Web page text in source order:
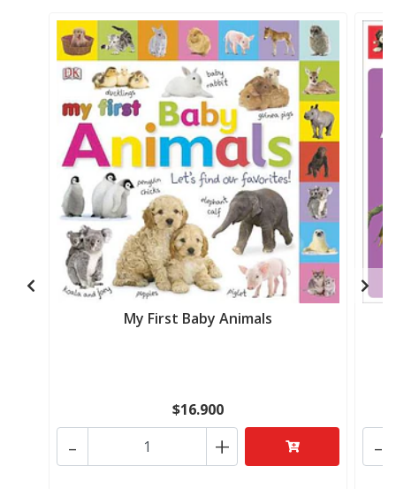
My First Baby Animals
$16.900
+
- -